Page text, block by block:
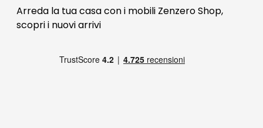
FAQ
Pagamenti
Arreda la tua casa con i mobili Zenzero Shop,
scopri i nuovi arrivi